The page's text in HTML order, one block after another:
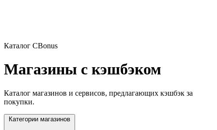
Каталог CBonus
Магазины с кэшбэком
Каталог магазинов и сервисов, предлагающих кэшбэк за
покупки.
Категории магазинов